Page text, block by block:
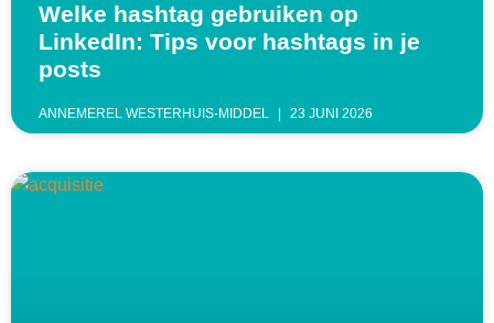
Welke hashtag gebruiken op
LinkedIn: Tips voor hashtags in je
posts
ANNEMEREL WESTERHUIS-MIDDEL 23 JUNI 2026